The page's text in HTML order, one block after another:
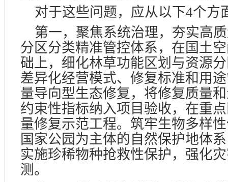
对于这些问题，应从以下4个方
第一，聚焦系统治理，夯实高
分区分类精准管控体系，在国土
础上，细化林草功能区划与资源
差异化经营模式、修复标准和用
量导向型生态修复，将修复质量
约束性指标纳入项目验收，在重
量修复示范工程。筑牢生物多样
国家公园为主体的自然保护地体
实施珍稀物种抢救性保护，强化
测。